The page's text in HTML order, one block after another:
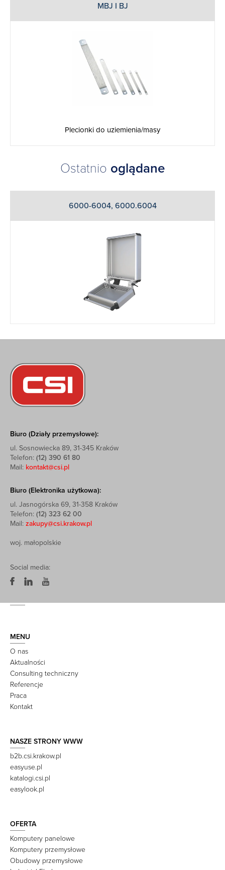
MBJ I BJ
Plecionki do uziemienia/masy
Ostatnio oglądane
6000-6004, 6000.6004
Biuro (Działy przemysłowe):
ul. Sosnowiecka 89, 31-345 Kraków
Telefon: (12) 390 61 80
Mail: kontakt@csi.pl
Biuro (Elektronika użytkowa):
ul. Jasnogórska 69, 31-358 Kraków
Telefon: (12) 323 62 00
Mail: zakupy@csi.krakow.pl
woj. małopolskie
Social media:
MENU
O nas
Aktualności
Consulting techniczny
Referencje
Praca
Kontakt
NASZE STRONY WWW
b2b.csi.krakow.pl
easyuse.pl
katalogi.csi.pl
easylook.pl
OFERTA
Komputery panelowe
Komputery przemysłowe
Obudowy przemysłowe